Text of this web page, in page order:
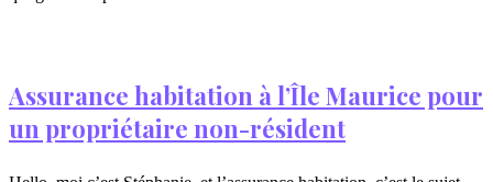
Assurance habitation à l’Île Maurice pour
un propriétaire non-résident